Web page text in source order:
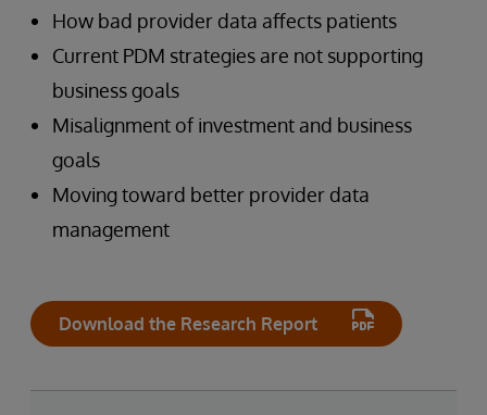
How bad provider data affects patients
Current PDM strategies are not supporting
business goals
Misalignment of investment and business
goals
Moving toward better provider data
management
Download the Research Report